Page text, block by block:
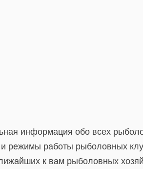
информация обо всех
режимы работы рыболовных
к вам рыболовных